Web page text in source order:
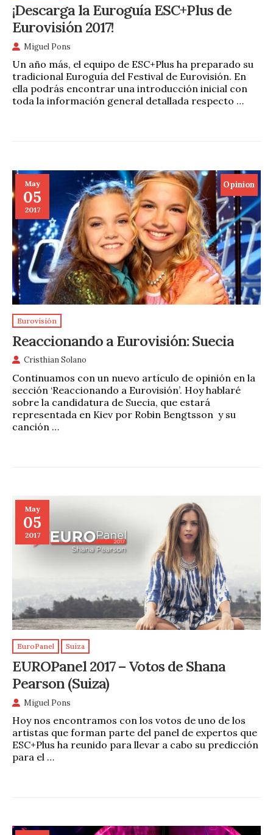
¡Descarga la Euroguía ESC+Plus de
Eurovisión 2017!
Miguel Pons
Un año más, el equipo de ESC+Plus ha preparado su
tradicional Euroguía del Festival de Eurovisión. En
ella podrás encontrar una introducción inicial con
toda la información general detallada respecto …
May
05
2017
Opinion
Eurovisión
Reaccionando a Eurovisión: Suecia
Cristhian Solano
Continuamos con un nuevo artículo de opinión en la
sección ‘Reaccionando a Eurovisión’. Hoy hablaré
sobre la candidatura de Suecia, que estará
representada en Kiev por Robin Bengtsson y su
canción …
May
05
2017
EuroPanel Suiza
EUROPanel 2017 – Votos de Shana
Pearson (Suiza)
Miguel Pons
Hoy nos encontramos con los votos de uno de los
artistas que forman parte del panel de expertos que
ESC+Plus ha reunido para llevar a cabo su predicción
para el …